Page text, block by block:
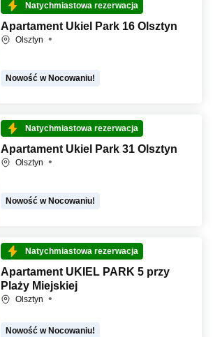
Natychmiastowa rezerwacja
Apartament Ukiel Park 16 Olsztyn
Olsztyn
Nowość w Nocowaniu!
Natychmiastowa rezerwacja
Apartament Ukiel Park 31 Olsztyn
Olsztyn
Nowość w Nocowaniu!
Natychmiastowa rezerwacja
Apartament UKIEL PARK 5 przy
Plaży Miejskiej
Olsztyn
Nowość w Nocowaniu!